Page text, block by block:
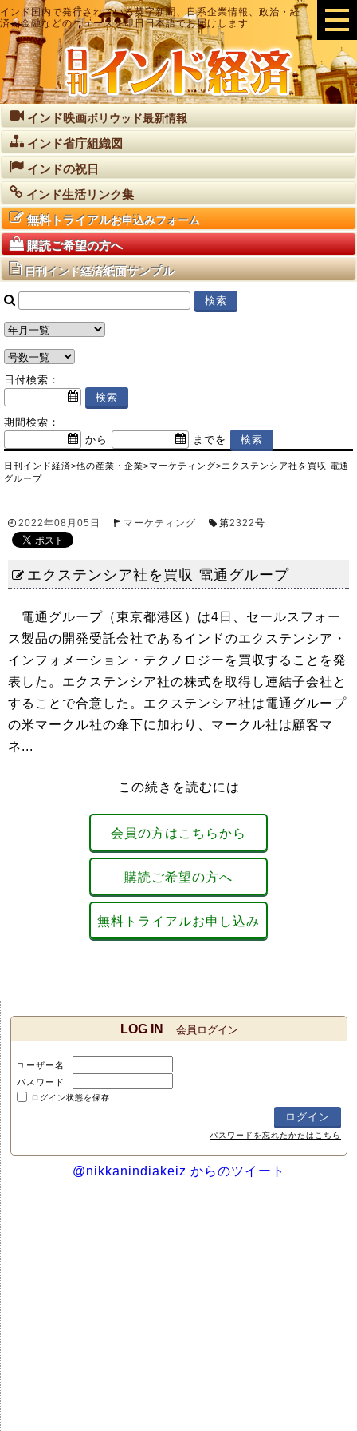
インド国内で発行されている英字新聞、日系企業情報、政治・経
済・金融などのニュースを即日日本語でお届けします
インド映画ボリウッド最新情報
インド省庁組織図
インドの祝日
インド生活リンク集
無料トライアルお申込みフォーム
購読ご希望の方へ
日刊インド経済紙面サンプル
日付検索：
期間検索：
から
までを
日刊インド経済>他の産業・企業>マーケティング>エクステンシア社を買収 電通
グループ
2022年08月05日 マーケティング 第2322号
エクステンシア社を買収 電通グループ
電通グループ（東京都港区）は4日、セールスフォー
ス製品の開発受託会社であるインドのエクステンシア・
インフォメーション・テクノロジーを買収することを発
表した。エクステンシア社の株式を取得し連結子会社と
することで合意した。エクステンシア社は電通グループ
の米マークル社の傘下に加わり、マークル社は顧客マ
ネ...
この続きを読むには
会員の方はこちらから
購読ご希望の方へ
無料トライアルお申し込み
LOG IN 会員ログイン
ユーザー名
パスワード
ログイン状態を保存
パスワードを忘れたかたはこちら
@nikkanindiakeiz からのツイート